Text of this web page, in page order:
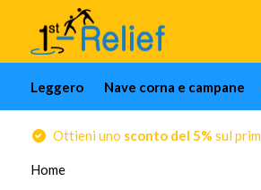
Leggero Nave corna e campane
Ottieni uno sconto del 5% sul
Home